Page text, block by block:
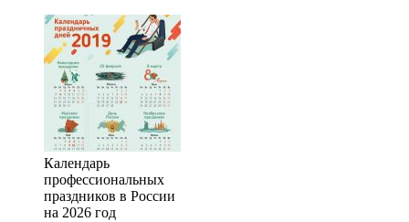
Календарь
профессиональных
праздников в России
на 2026 год